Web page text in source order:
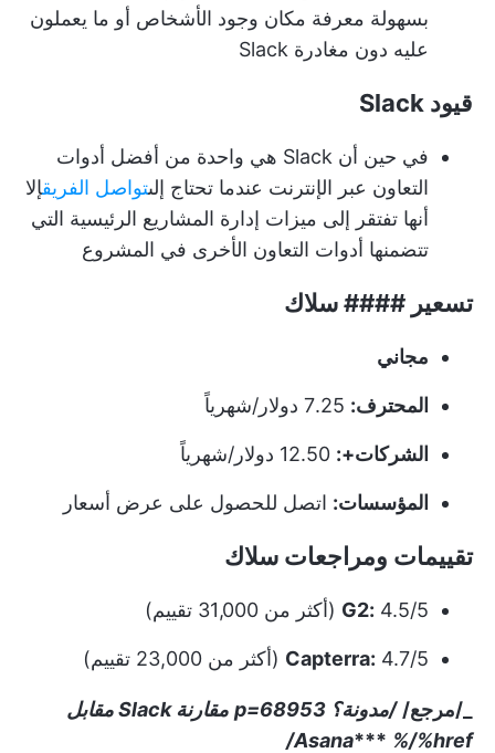
بسهولة معرفة مكان وجود الأشخاص أو ما يعملون
عليه دون مغادرة Slack
قيود Slack
في حين أن Slack هي واحدة من أفضل أدوات
التعاون عبر الإنترنت عندما تحتاج إلىتواصل الفريقإلا
أنها تفتقر إلى ميزات إدارة المشاريع الرئيسية التي
تتضمنها أدوات التعاون الأخرى في المشروع
تسعير #### سلاك
مجاني
المحترف:
الشركات+:
المؤسسات: اتصل للحصول على عرض أسعار
تقييمات ومراجعات سلاك
G2: 4.5/5 (أكثر من 31,000 تقييم)
Capterra: 4.7/5 (أكثر من 23,000 تقييم)
_/مرجع/ /مدونة؟ p=68953
مقارنة Slack مقابل
Asana*** %/%href/